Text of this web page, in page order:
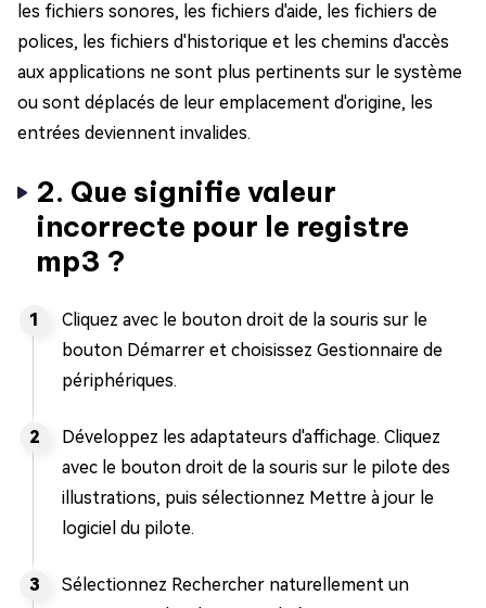
les fichiers sonores, les fichiers d'aide, les fichiers de
polices, les fichiers d'historique et les chemins d'accès
aux applications ne sont plus pertinents sur le système
ou sont déplacés de leur emplacement d'origine, les
entrées deviennent invalides.
2. Que signifie valeur
incorrecte pour le registre
mp3 ?
Cliquez avec le bouton droit de la souris sur le
bouton Démarrer et choisissez Gestionnaire de
périphériques.
Développez les adaptateurs d'affichage. Cliquez
avec le bouton droit de la souris sur le pilote des
illustrations, puis sélectionnez Mettre à jour le
logiciel du pilote.
Sélectionnez Rechercher naturellement un